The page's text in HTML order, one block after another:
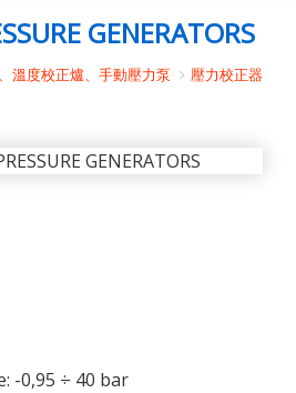
GENERATORS
溫度校正爐、手動壓力泵 壓力校正器
-0,95 ÷ 40 bar